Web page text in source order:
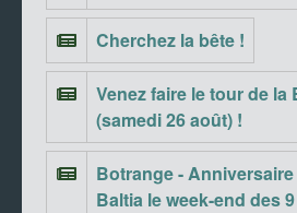
Cherchez la bête !
Venez faire le tour de la
(samedi 26 août) !
Botrange -
Baltia le week-end des